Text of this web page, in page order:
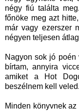
négy fiú találta
főnöke meg azt
már vagy ezerszer
négyen teljesen
Nagyon sok jó poén
bírtam, annyira
amiket a Hot
beszélnem kell veled.
Minden könyvnek